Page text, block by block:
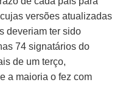
versões atualizadas
deveriam ter sido
74 signatários do
de um terço,
a maioria o fez com